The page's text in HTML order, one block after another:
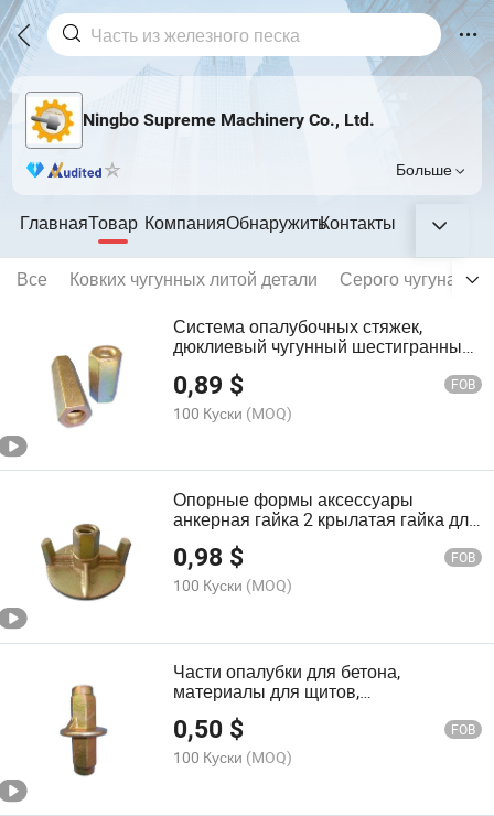
Ningbo Supreme Machinery Co., Ltd.
Больше
ГлавнаяТовар КомпанияОбнаружитьКонтакты
Все Ковких чугунных литой детали
Серого чугуна
Система опалубочных стяжек,
дюклиевый чугунный шестигранный
шестигранная гайка
0,89 $ FOB
100 Куски (MOQ)
Опорные формы аксессуары
анкерная гайка 2 крылатая гайка для
DN15/17 стержня связи
0,98 $ FOB
100 Куски (MOQ)
Части опалубки для бетона,
материалы для щитов,
водоотталкивающая заглушка, гайка
15/17mm
0,50 $ FOB
100 Куски (MOQ)